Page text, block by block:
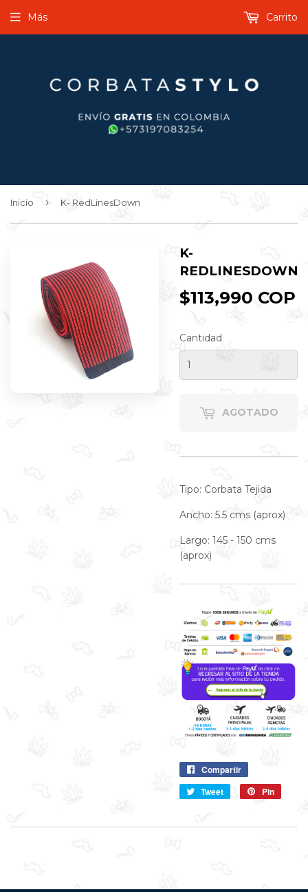
Más Carrito
Inicio › K- RedLinesDown
K-
REDLINESDOWN
$113,990 COP
Cantidad
AGOTADO
Tipo: Corbata Tejida
Ancho: 5.5 cms (aprox)
Largo: 145 - 150 cms
(aprox)
Compartir
en
Facebook
Tweet
CompartirPin